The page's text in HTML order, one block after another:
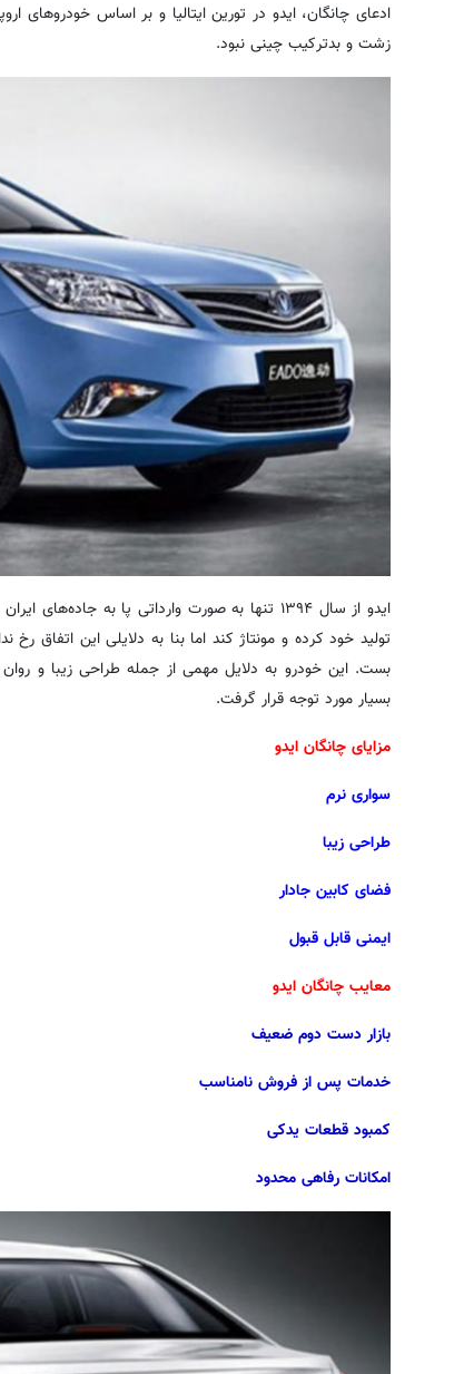
ادعای چانگان، ایدو در تورین ایتالیا و بر اساس
زشت و بدترکیب چینی نبود.
ایدو از سال ۱۳۹۴ تنها به صورت وارداتی پا به
تولید خود کرده و مونتاژ کند اما بنا به دلایلی این اتفاق رخ
بست. این خودرو به دلایل مهمی از جمله طراحی زیبا و
بسیار مورد توجه قرار گرفت.
مزایای چانگان ایدو
سواری نرم
طراحی زیبا
فضای کابین جادار
ایمنی قابل قبول
معایب چانگان ایدو
بازار دست دوم ضعیف
خدمات پس از فروش نامناسب
کمبود قطعات یدکی
امکانات رفاهی محدود